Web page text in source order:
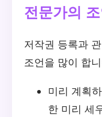
전문가의
저작권 등록과
조언을 많이 합
미리 계획
한 미리 세